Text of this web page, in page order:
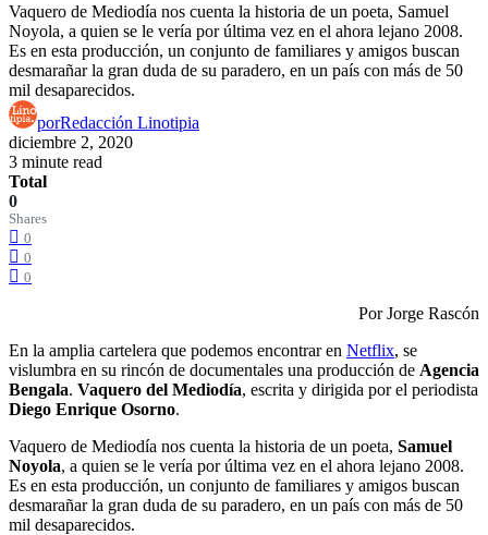
Vaquero de Mediodía nos cuenta la historia de un poeta, Samuel
Noyola, a quien se le vería por última vez en el ahora lejano 2008.
Es en esta producción, un conjunto de familiares y amigos buscan
desmarañar la gran duda de su paradero, en un país con más de 50
mil desaparecidos.
porRedacción Linotipia
diciembre 2, 2020
3 minute read
Total
0
Shares
0
0
0
Por Jorge Rascón
En la amplia cartelera que podemos encontrar en Netflix, se
vislumbra en su rincón de documentales una producción de Agencia
Bengala. Vaquero del Mediodía, escrita y dirigida por el periodista
Diego Enrique Osorno.
Vaquero de Mediodía nos cuenta la historia de un poeta, Samuel
Noyola, a quien se le vería por última vez en el ahora lejano 2008.
Es en esta producción, un conjunto de familiares y amigos buscan
desmarañar la gran duda de su paradero, en un país con más de 50
mil desaparecidos.